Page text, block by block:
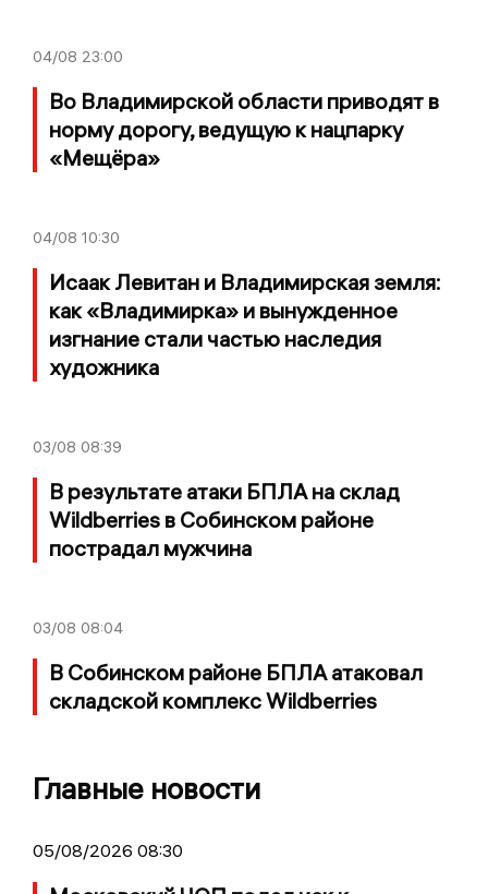
04/08 23:00
Во Владимирской области приводят в
норму дорогу, ведущую к нацпарку
«Мещёра»
04/08 10:30
Исаак Левитан и Владимирская земля:
как «Владимирка» и вынужденное
изгнание стали частью наследия
художника
03/08 08:39
В результате атаки БПЛА на склад
Wildberries в Собинском районе
пострадал мужчина
03/08 08:04
В Собинском районе БПЛА атаковал
складской комплекс Wildberries
Главные новости
05/08/2026 08:30